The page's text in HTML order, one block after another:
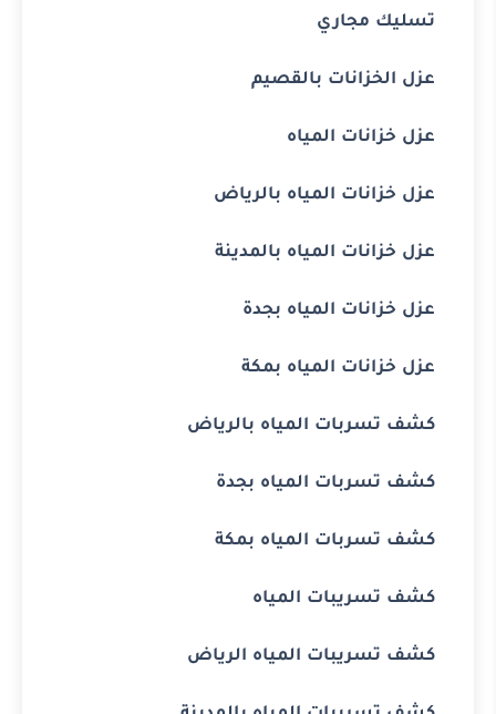
تسليك مجاري
عزل الخزانات بالقصيم
عزل خزانات المياه
عزل خزانات المياه بالرياض
عزل خزانات المياه بالمدينة
عزل خزانات المياه بجدة
عزل خزانات المياه بمكة
كشف تسربات المياه بالرياض
كشف تسربات المياه بجدة
كشف تسربات المياه بمكة
كشف تسريبات المياه
كشف تسريبات المياه الرياض